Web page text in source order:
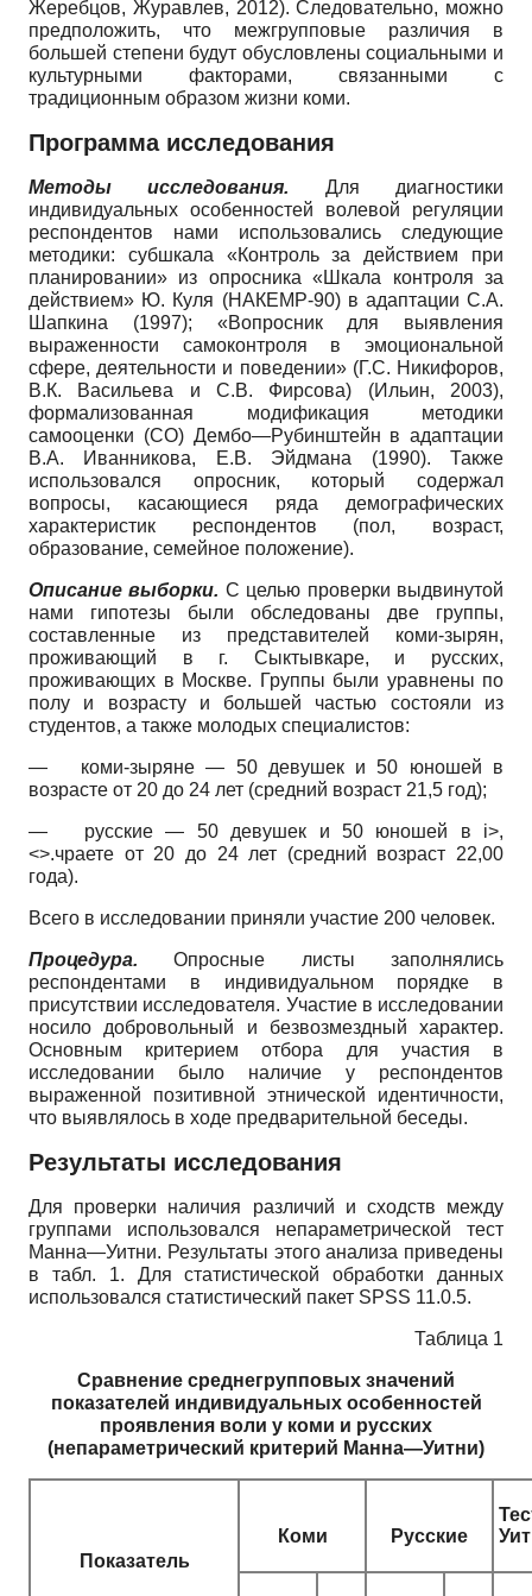
Жеребцов, Журавлев, 2012). Следовательно, можно
предположить, что межгруп­повые различия в
большей степени будут обусловлены социальными и
культурными факторами, связанными с
традиционным образом жизни коми.
Программа исследования
Методы исследования. Для диагностики
индивидуальных особенностей волевой регуляции
респондентов нами использовались следующие
методики: субшкала «Контроль за действием при
планировании» из опросника «Шкала контроля за
действием» Ю. Куля (НАКЕМР-90) в адаптации С.А.
Шапкина (1997); «Вопросник для выявления
выраженности самоконтроля в эмоциональной
сфере, деятельности и поведении» (Г.С. Никифоров,
В.К. Васильева и С.В. Фирсова) (Ильин, 2003),
формализованная модификация методики
самооценки (СО) Дембо—Рубинштейн в адаптации
В.А. Иванникова, Е.В. Эйдмана (1990). Также
использовался опросник, который содержал
вопросы, касающиеся ряда демографических
характеристик респондентов (пол, возраст,
образование, семейное положение).
Описание выборки. С целью проверки выдвинутой
нами гипотезы были обследованы две группы,
составленные из представителей коми-зырян,
проживающий в г. Сыктывкаре, и русских,
проживающих в Москве. Группы были уравнены по
полу и возрасту и большей частью состояли из
студентов, а также молодых специалистов:
— коми-зыряне — 50 девушек и 50 юношей в
возрасте от 20 до 24 лет (средний возраст 21,5 год);
— русские — 50 девушек и 50 юношей в i>,
<>.чраете от 20 до 24 лет (средний возраст 22,00
года).
Всего в исследовании приняли участие 200 человек.
Процедура. Опросные листы заполнялись
респондентами в индивидуальном порядке в
присутствии исследователя. Участие в исследовании
носило добровольный и безвозмездный характер.
Основным критерием отбора для участия в
исследовании было наличие у респондентов
выраженной позитивной этнической идентичности,
что выявлялось в ходе предварительной беседы.
Результаты исследования
Для проверки наличия различий и сходств между
группами использовался непараметрической тест
Манна—Уитни. Результаты этого анализа приведены
в табл. 1. Для статистической обработки данных
использовался статистический пакет SPSS 11.0.5.
Таблица 1
Сравнение среднегрупповых значений
показателей индивидуальных особенностей
проявления воли у коми и русских
(непараметрический критерий Манна—Уитни)
Показатель
Коми Русские